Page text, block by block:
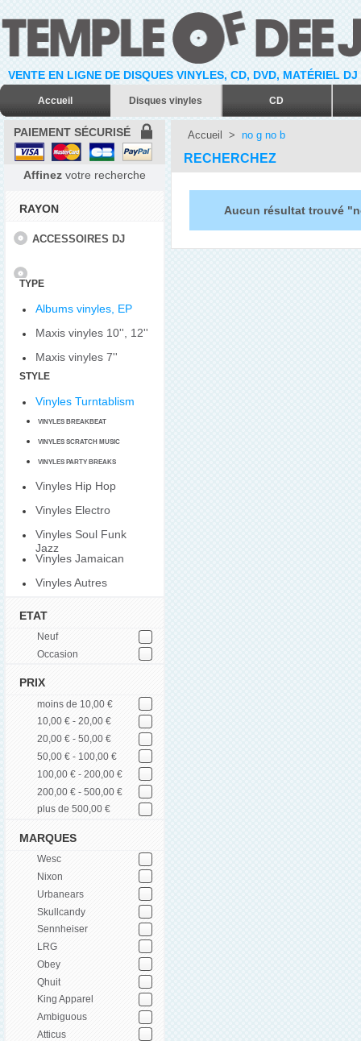
VENTE EN LIGNE DE DISQUES VINYLES, CD, DVD, MATÉRIEL
Accueil Disques vinyles CD
PAIEMENT SÉCURISÉ
Affinez votre recherche
RAYON
ACCESSOIRES DJ
TYPE
Albums vinyles, EP
Maxis vinyles 10'', 12''
Maxis vinyles 7''
STYLE
Vinyles Turntablism
VINYLES BREAKBEAT
VINYLES SCRATCH MUSIC
VINYLES PARTY BREAKS
Vinyles Hip Hop
Vinyles Electro
Vinyles Soul Funk
Jazz
Vinyles Jamaican
Vinyles Autres
ETAT
Neuf
Occasion
PRIX
moins de 10,00 €
10,00 € - 20,00 €
20,00 € - 50,00 €
50,00 € - 100,00 €
100,00 € - 200,00 €
200,00 € - 500,00 €
plus de 500,00 €
MARQUES
Wesc
Nixon
Urbanears
Skullcandy
Sennheiser
LRG
Obey
Qhuit
King Apparel
Ambiguous
Atticus
Accueil > no g no b
RECHERCHEZ
Aucun résultat trouvé